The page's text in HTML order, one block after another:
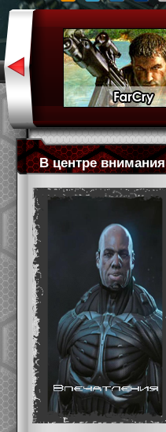
В центре внимания